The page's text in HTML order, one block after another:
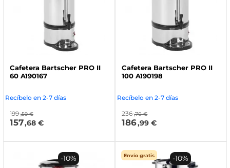
Cafetera Bartscher PRO II
60 A190167
Recíbelo en 2-7 días
199 ,59 €
157,68 €
Cafetera Bartscher PRO II
100 A190198
Recíbelo en 2-7 días
236 ,70 €
186,99 €
-10% Envío gratis -10%